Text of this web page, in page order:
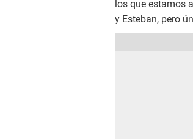
los que estamos
y Esteban, pero